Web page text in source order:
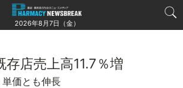
2026年8月7日（金）
存店売上高11.7％増
価とも伸長